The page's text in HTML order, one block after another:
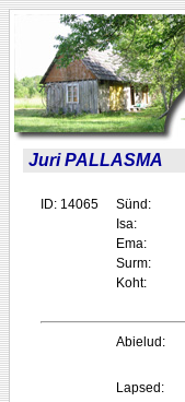
Juri PALLASMA
ID: 14065 Sünd:
Isa:
Ema:
Surm:
Koht:
Abielud:
Lapsed: